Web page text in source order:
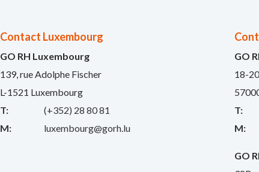
Contact Luxembourg
GO RH Luxembourg
139, rue Adolphe Fischer
L-1521 Luxembourg
T:
(+352) 28 80 81
M:
luxembourg@gorh.lu
GO
18-
T:
M:
GO